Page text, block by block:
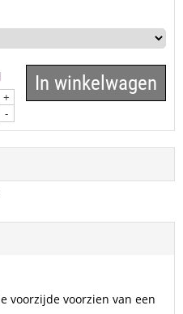
+
-
In winkelwagen
voorzijde voorzien van een